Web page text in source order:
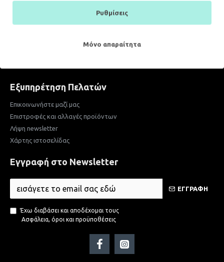
Εξυπηρέτηση Πελατών
Επικοινωνήστε μαζί μας
Επιστροφές και αλλαγές προϊόντων
Λήψη newsletter
Χάρτης ιστοσελίδας
Εγγραφή στο Newsletter
ΕΓΓΡΑΦΗ
Έχω διαβάσει και αποδέχομαι τους
Ασφάλεια, όροι και προϋποθέσεις
Ρυθμίσεις
Μόνο απαραίτητα